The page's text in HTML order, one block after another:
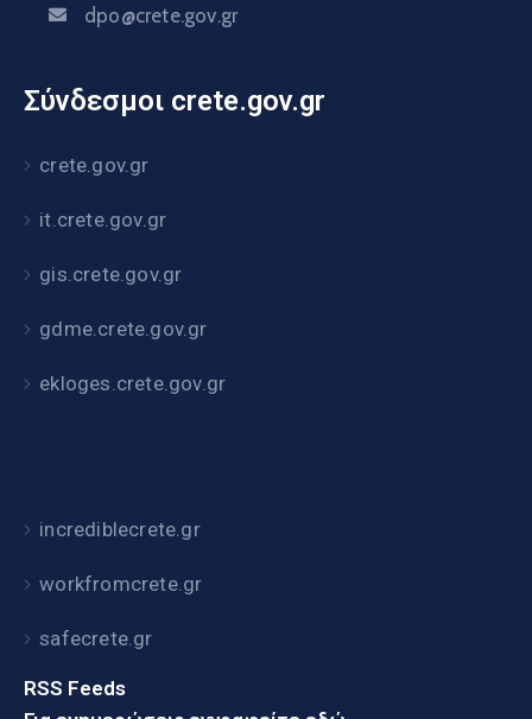
dpo@crete.gov.gr
Σύνδεσμοι crete.gov.gr
crete.gov.gr
it.crete.gov.gr
gis.crete.gov.gr
gdme.crete.gov.gr
ekloges.crete.gov.gr
incrediblecrete.gr
workfromcrete.gr
safecrete.gr
RSS Feeds